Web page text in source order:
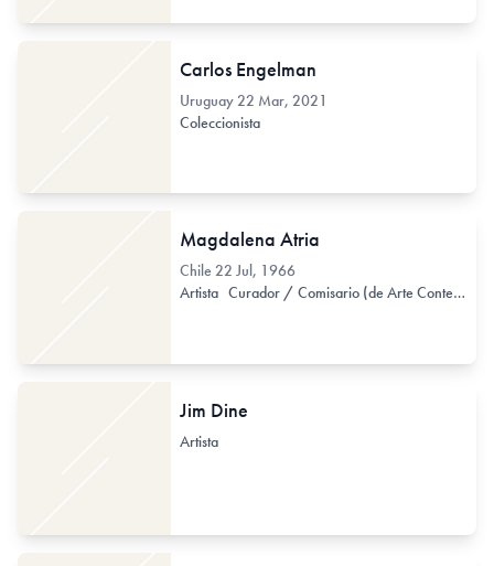
Carlos Engelman
Uruguay 22 Mar, 2021
Coleccionista
Magdalena Atria
Chile 22 Jul, 1966
Artista Curador / Comisario (de Arte Contemporáneo)
Jim Dine
Artista